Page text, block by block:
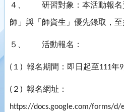
４、
研習對象：本活動報
師」與「師資生」優先錄取，至
５、 活動報名：
( １ ) 報名期間：即日起至111年9
( ２ ) 報名網址：
https://docs.google.com/forms/d/